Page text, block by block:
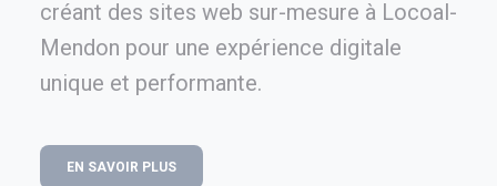
créant des sites web sur-mesure à Locoal-
Mendon pour une expérience digitale
unique et performante.
EN SAVOIR PLUS